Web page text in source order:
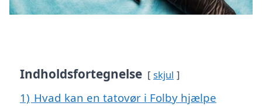
Indholdsfortegnelse skjul
1) Hvad kan en tatovør i Folby hjælpe